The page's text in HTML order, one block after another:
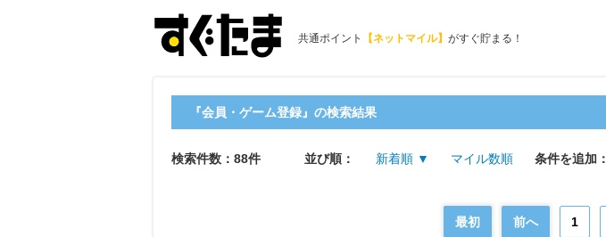
共通ポイント 【ネットマイル】 がすぐ貯まる！
『会員・ゲーム登録』の検索結果
検索件数：88件 並び順： 新着順 ▼ マイル数順 条件を追加：
最初 前へ 1